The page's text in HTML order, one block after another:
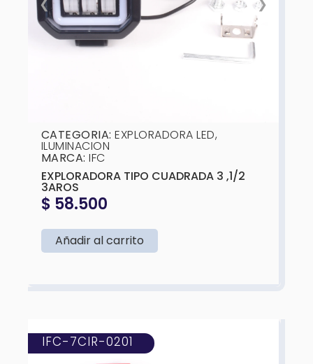
❮ ❯
CATEGORIA:EXPLORADORA LED,
ILUMINACION
MARCA:IFC
EXPLORADORA TIPO CUADRADA 3 ,1/2
3AROS
$58.500
Añadir al carrito
IFC-7CIR-0201